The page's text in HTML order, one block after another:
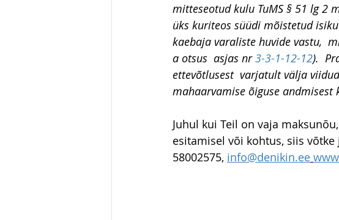
mitteseotud kulu TuMS § 51 lg 2
üks kuriteos süüdi mõistetud
kaebaja varaliste huvide vastu,
a otsus  asjas nr 3-3-1-12-12).
ettevõtlusest  varjatult välja
mahaarvamise õiguse andmisest
Juhul kui Teil on vaja
esitamisel või kohtus, siis
58002575, info@denikin.ee